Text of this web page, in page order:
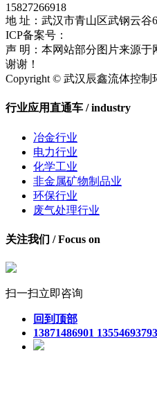
15827266918
地 址：武汉市青山区武钢云谷
ICP备案号：
声 明：本网站部分图片来源于
谢谢！
Copyright © 武汉辰鑫流体控
行业应用直通车 / industry
冶金行业
电力行业
化学工业
非金属矿物制品业
环保行业
废气处理行业
关注我们 / Focus on
扫一扫立即咨询
回到顶部
13871486901 13554693793